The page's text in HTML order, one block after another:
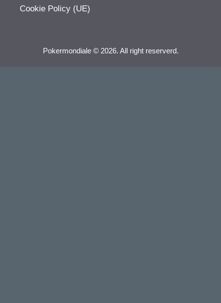
Cookie Policy (UE)
Pokermondiale © 2026. All right reserverd.